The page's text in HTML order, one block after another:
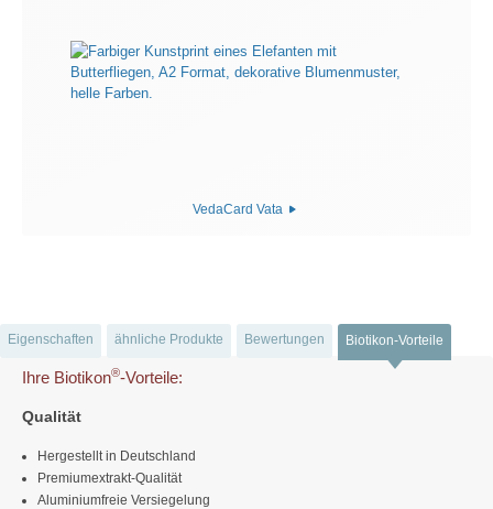
VedaCard Vata
Eigenschaften ähnliche Produkte Bewertungen Biotikon-Vorteile
Ihre Biotikon®-Vorteile:
Qualität
Hergestellt in Deutschland
Premiumextrakt-Qualität
Aluminiumfreie Versiegelung